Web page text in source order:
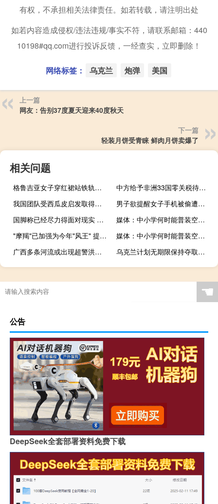
有权，不承担相关法律责任。如若转载，请注明出处
如若内容造成侵权/违法违规/事实不符，请联系邮箱：440
10198#qq.com进行投诉反馈，一经查实，立即删除！
网络标签： 乌克兰 炮弹 美国
上一篇
网友：告别37度夏天迎来40度秋天
下一篇
轻装月饼受青睐 鲜肉月饼卖爆了
相关问题
格鲁吉亚女子穿红裙站铁轨前 整理头发准备摆拍 被飞驰而来的火车撞倒
中方给予非洲33国零关税待遇 专家解读
我国团队受西瓜皮启发取得新突破 高效离子传输材料问世
男子欲提醒女子手机被偷遭扒手威胁：想死你就管
国脚称已经尽力得面对现实 实力差距巨大
媒体：中小学何时能普装空调？
"摩羯"已加强为今年"风王" 提示：一定要提前做好防范！
媒体：中小学何时能普装空调？高温下的等待
广西多条河流或出现超警洪水 台风“摩羯”所致
乌克兰计划无期限保持夺取的俄领土 泽连斯基强硬表态促谈判
☚
公告
DeepSeek全套部署资料免费下载